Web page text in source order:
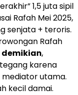
1,5 juta sipil
Rafah Mei 2025,
senjata + teroris.
Rafah
demikian,
karena
mediator utama.
kecil damai.